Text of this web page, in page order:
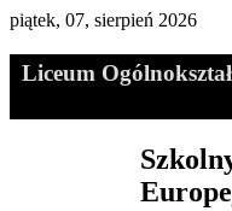
piątek, 07, sierpień 2026
Liceum